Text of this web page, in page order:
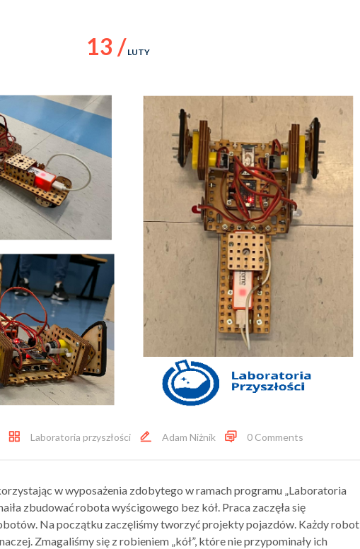
13 / LUTY
Laboratoria przyszłości Adam Niżnik 0 Comments
w wyposażenia zdobytego w ramach programu „Laboratoria
zbudować robota wyścigowego bez kół. Praca zaczęła się
Na początku zaczęliśmy tworzyć projekty pojazdów. Każdy robot
Zmagaliśmy się z robieniem „kół”, które nie przypominały ich